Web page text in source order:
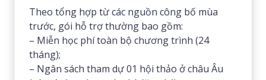
Theo tổng hợp từ các nguồn công bố mùa
trước, gói hỗ trợ thường bao gồm:
– Miễn học phí toàn bộ chương trình (24
tháng);
– Ngân sách tham dự 01 hội thảo ở châu Âu